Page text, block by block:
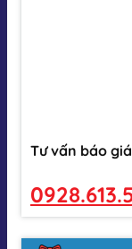
Tư vấn báo giá